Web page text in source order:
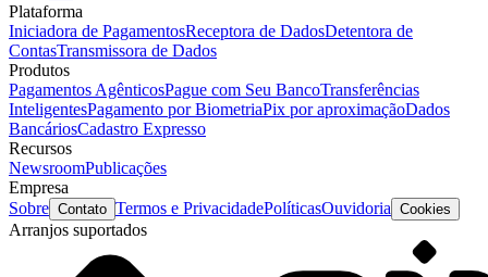
Plataforma
Iniciadora de PagamentosReceptora de DadosDetentora de
ContasTransmissora de Dados
Produtos
Pagamentos AgênticosPague com Seu BancoTransferências
InteligentesPagamento por BiometriaPix por aproximaçãoDados
BancáriosCadastro Expresso
Recursos
NewsroomPublicações
Empresa
Sobre Contato Termos e PrivacidadePolíticasOuvidoria Cookies
Arranjos suportados